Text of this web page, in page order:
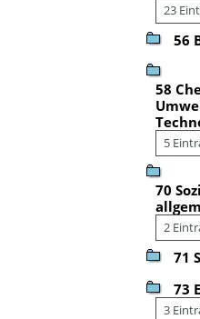
23
56
58
5
70
2
71
73
3